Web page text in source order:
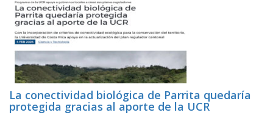
La conectividad biológica de Parrita quedaría
protegida gracias al aporte de la UCR